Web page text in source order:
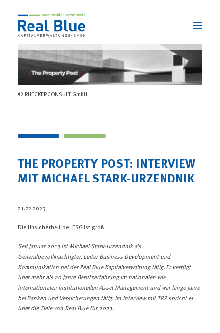
ÜBER UNS
3 STARKE LEISTUNGEN
SEARCH
© RUECKERCONSULT GmbH
THE PROPERTY POST: INTERVIEW
MIT MICHAEL STARK-URZENDNIK
21.02.2023
Die Unsicherheit bei ESG ist groß
Seit Januar 2023 ist Michael Stark-Urzendnik als
Generalbevollmächtigter, Leiter Business Development und
Kommunikation bei der Real Blue Kapitalverwaltung tätig. Er verfügt
über mehr als 20 Jahre Berufserfahrung im nationalen wie
internationalen institutionellen Asset Management und war lange Jahre
bei Banken und Versicherungen tätig. Im Interview mit TPP spricht er
über die Ziele von Real Blue für 2023.